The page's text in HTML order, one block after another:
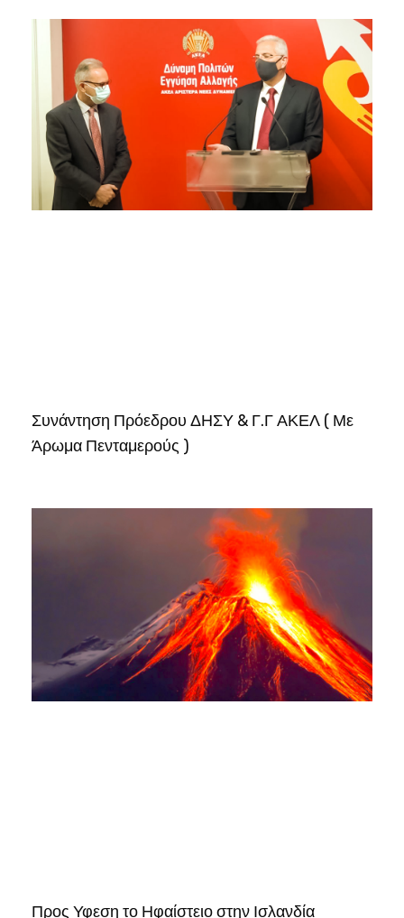
Συνάντηση Πρόεδρου ΔΗΣΥ & Γ.Γ ΑΚΕΛ ( Με
Άρωμα Πενταμερούς )
Προς Υφεση το Ηφαίστειο στην Ισλανδία